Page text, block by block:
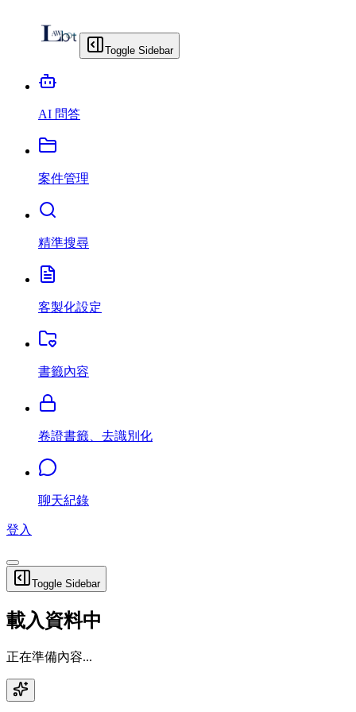
Toggle Sidebar
AI 問答
案件管理
精準搜尋
客製化設定
書籤內容
卷證書籤、去識別化
聊天紀錄
登入
Toggle Sidebar
載入資料中
正在準備內容...